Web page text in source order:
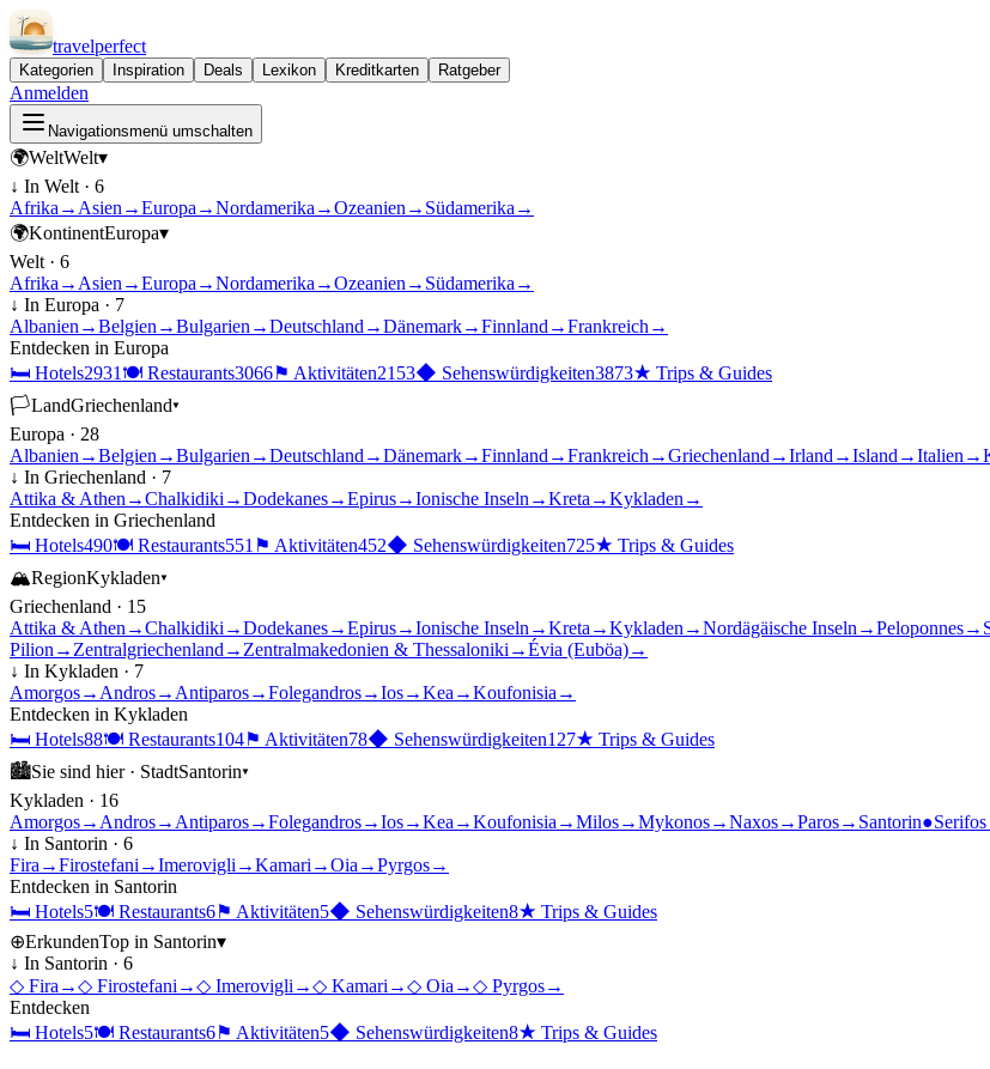
travelperfect
Kategorien Inspiration Deals Lexikon Kreditkarten Ratgeber
Anmelden
Navigationsmenü umschalten
🌍WeltWelt▾
↓ In Welt · 6
Afrika → Asien →Europa →Nordamerika →Ozeanien → Südamerika →
🌍KontinentEuropa▾
Welt · 6
Afrika → Asien →Europa →Nordamerika →Ozeanien → Südamerika →
↓ In Europa · 7
Albanien →Belgien →Bulgarien →Deutschland →Dänemark→Finnland →Frankreich →
Entdecken in Europa
🛏 Hotels2931 🍽 Restaurants3066⚑ Aktivitäten2153◆ Sehenswürdigkeiten3873★ Trips & Guides
🏳LandGriechenland▾
Europa · 28
Albanien →Belgien →Bulgarien →Deutschland →Dänemark→Finnland →Frankreich →Griechenland →Irland →Island →Italien →
↓ In Griechenland · 7
Attika & Athen →Chalkidiki →Dodekanes→Epirus→Ionische Inseln →Kreta →Kykladen →
Entdecken in Griechenland
🛏 Hotels490🍽 Restaurants551 ⚑ Aktivitäten452◆ Sehenswürdigkeiten725★ Trips & Guides
🏔RegionKykladen▾
Griechenland · 15
Attika & Athen →Chalkidiki →Dodekanes→Epirus→Ionische Inseln →Kreta →Kykladen →Nordägäische Inseln →Peloponnes→
Pilion → Zentralgriechenland → Zentralmakedonien & Thessaloniki →Évia (Euböa)→
↓ In Kykladen · 7
Amorgos→ Andros→ Antiparos→Folegandros→Ios→Kea →Koufonisia →
Entdecken in Kykladen
🛏 Hotels88🍽 Restaurants104⚑ Aktivitäten78◆ Sehenswürdigkeiten127★ Trips & Guides
🏙Sie sind hier · StadtSantorin▾
Kykladen · 16
Amorgos→ Andros→ Antiparos→Folegandros→Ios→Kea →Koufonisia →Milos→Mykonos→Naxos→Paros→ Santorin●Serifos
↓ In Santorin · 6
Fira →Firostefani →Imerovigli →Kamari →Oia →Pyrgos→
Entdecken in Santorin
🛏 Hotels5🍽 Restaurants6⚑ Aktivitäten5◆ Sehenswürdigkeiten8★ Trips & Guides
⊕ErkundenTop in Santorin▾
↓ In Santorin · 6
◇ Fira →◇ Firostefani →◇ Imerovigli →◇ Kamari →◇ Oia →◇ Pyrgos→
Entdecken
🛏 Hotels5🍽 Restaurants6⚑ Aktivitäten5◆ Sehenswürdigkeiten8★ Trips & Guides